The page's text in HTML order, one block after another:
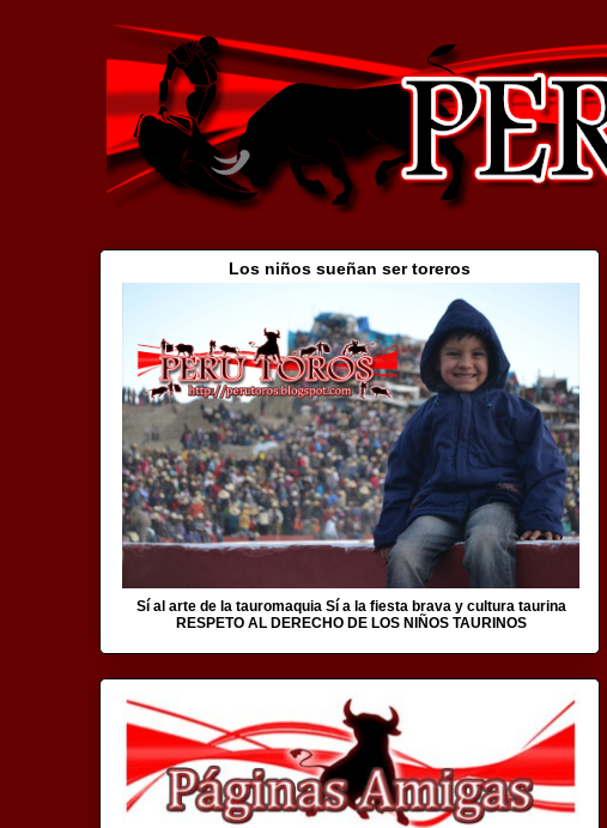
Los niños sueñan ser toreros
Sí al arte de la tauromaquia Sí a la fiesta brava y cultura taurina
RESPETO AL DERECHO DE LOS NIÑOS TAURINOS